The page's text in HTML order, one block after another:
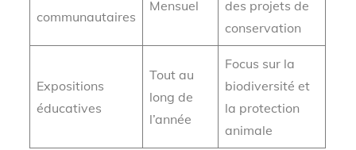
communautaires
Mensuel
des projets de
conservation
Expositions
éducatives
Tout au
long de
l’année
Focus sur la
biodiversité et
la protection
animale